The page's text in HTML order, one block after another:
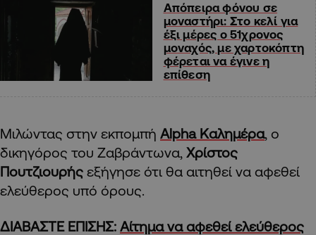
Απόπειρα φόνου σε
μοναστήρι: Στο κελί για
έξι μέρες ο 51χρονος
μοναχός, με χαρτοκόπτη
φέρεται να έγινε η
επίθεση
Μιλώντας στην εκπομπή Alpha Καλημέρα, ο
δικηγόρος του Ζαβράντωνα, Χρίστος
Πουτζιουρής εξήγησε ότι θα αιτηθεί να αφεθεί
ελεύθερος υπό όρους.
ΔΙΑΒΑΣΤΕ ΕΠΙΣΗΣ: Αίτημα να αφεθεί ελεύθερος